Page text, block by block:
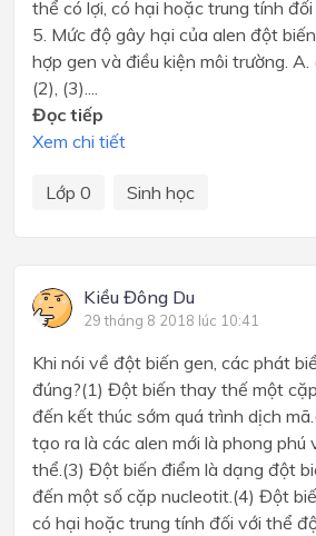
thể có lợi, có hại hoặc trung tính
5. Mức độ gây hại của alen đột
hợp gen và điều kiện môi trường. A.
(2), (3)....
Đọc tiếp
Xem chi tiết
Lớp 0 Sinh học
Kiều Đông Du
29 tháng 8 2018 lúc 10:41
Khi nói về đột biến gen, các phát
đúng?(1) Đột biến thay thế một
đến kết thúc sớm quá trình dịch
tạo ra là các alen mới là phong phú
thể.(3) Đột biến điểm là dạng đột
đến một số cặp nucleotit.(4) Đột
có hại hoặc trung tính đối với thể